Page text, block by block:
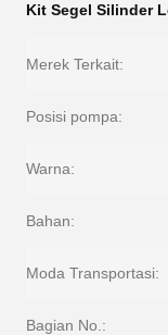
Kit Segel Silinder
Merek Terkait:
Posisi pompa:
Warna:
Bahan:
Moda Transportasi:
Bagian No.: